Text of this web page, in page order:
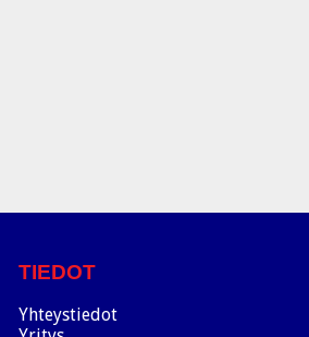
TIEDOT
Yhteystiedot